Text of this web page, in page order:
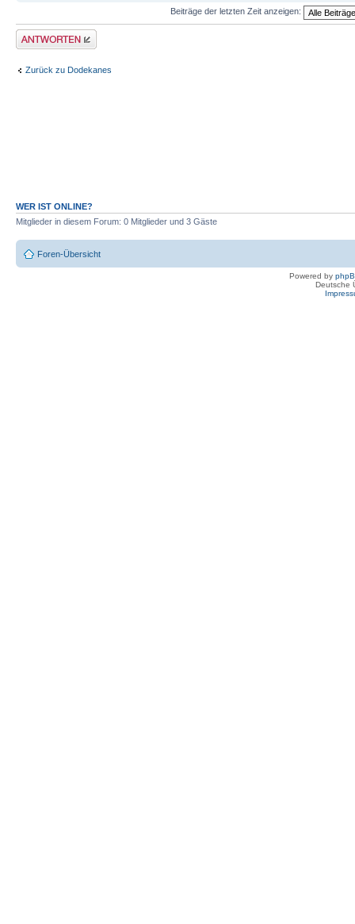
Beiträge der letzten Zeit anzeigen:
Antwort erstellen
Zurück zu Dodekanes
WER IST ONLINE?
Mitglieder in diesem Forum: 0 Mitglieder und 3 Gäste
Foren-Übersicht
Powered by
Deutsche